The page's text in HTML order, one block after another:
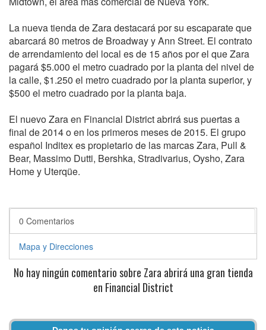
La nueva tienda de Zara destacará por su escaparate que
abarcará 80 metros de Broadway y Ann Street. El contrato
de arrendamiento del local es de 15 años por el que Zara
pagará $5.000 el metro cuadrado por la planta del nivel de
la calle, $1.250 el metro cuadrado por la planta superior, y
$500 el metro cuadrado por la planta baja.
El nuevo Zara en Financial District abrirá sus puertas a
final de 2014 o en los primeros meses de 2015. El grupo
español Inditex es propietario de las marcas Zara, Pull &
Bear, Massimo Dutti, Bershka, Stradivarius, Oysho, Zara
Home y Uterqüe.
0 Comentarios
Mapa y Direcciones
No hay ningún comentario sobre Zara abrirá una gran tienda
en Financial District